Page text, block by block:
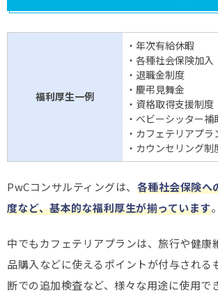
福利厚生一例
・年次有給休暇
・各種社会保険加入
・退職金制度
・慶弔見舞金
・資格取得支援制度
・ベビーシッター補
・カフェテリアプラ
・カウンセリング制
PwCコンサルティングは、 各種社会保険へ
度など、基本的な福利厚生が揃っています。
中でもカフェテリアプランは、旅行や健康
品購入などに使えるポイントが付与される
断での追加検査など、様々な用途に使用で